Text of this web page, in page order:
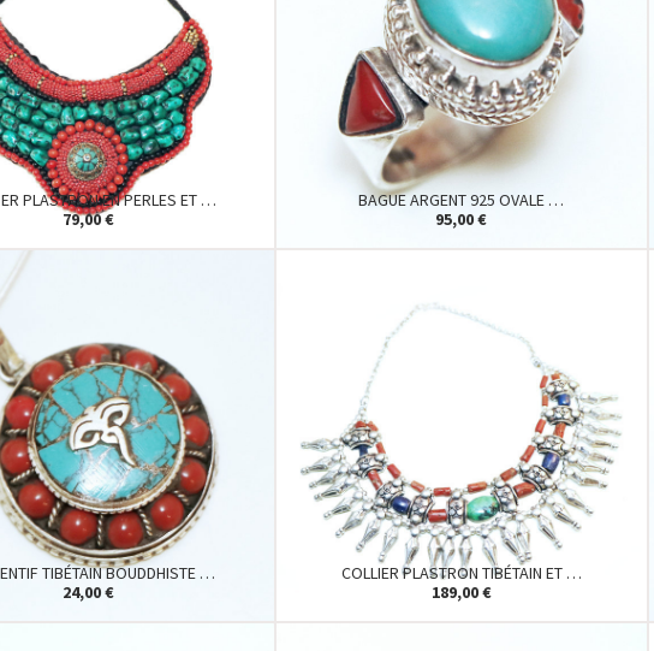
PLASTRON EN PERLES ET …
79,00 €
BAGUE ARGENT 925 OVALE …
95,00 €
TIBÉTAIN BOUDDHISTE …
24,00 €
COLLIER PLASTRON TIBÉTAIN ET …
189,00 €